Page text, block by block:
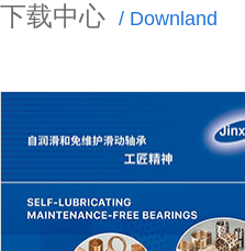
下载中心 / Downland